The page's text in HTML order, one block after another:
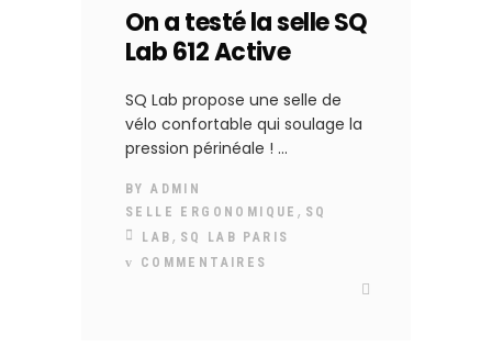
On a testé la selle SQ
Lab 612 Active
SQ Lab propose une selle de
vélo confortable qui soulage la
pression périnéale !
BYADMIN
SELLE ERGONOMIQUE , SQ
LAB , SQ LAB PARIS
COMMENTAIRES